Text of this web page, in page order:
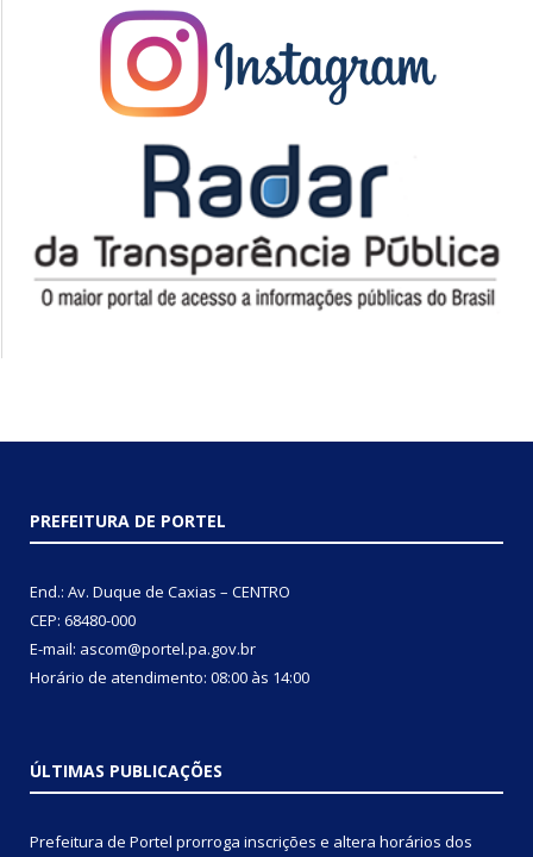
PREFEITURA DE PORTEL
End.: Av. Duque de Caxias – CENTRO
CEP: 68480-000
E-mail: ascom@portel.pa.gov.br
Horário de atendimento: 08:00 às 14:00
ÚLTIMAS PUBLICAÇÕES
Prefeitura de Portel prorroga inscrições e altera horários dos